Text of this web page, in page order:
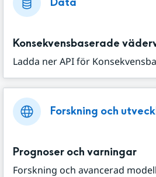
Konsekvensbaserade
Ladda ner API för
Forskning och
Prognoser och varningar
Forskning och avancerad